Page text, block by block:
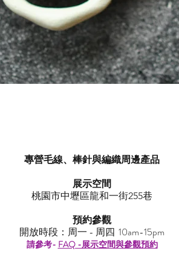
專營毛線、棒針與編織周邊產品
展示空間
​桃園市中壢區龍和一街255巷
預約參觀
開放時段：周一 - 周四 10am-15pm
請參考- FAQ -展示空間與參觀預約